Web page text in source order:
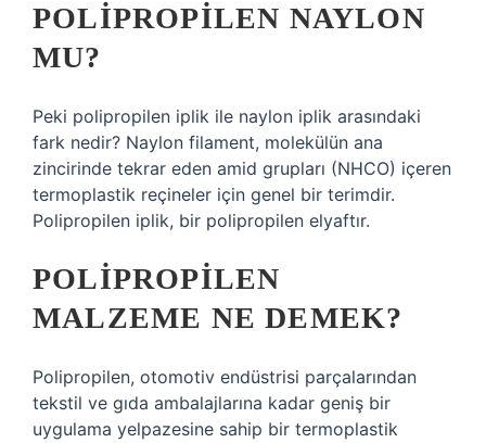
POLIPROPILEN NAYLON
MU?
Peki polipropilen iplik ile naylon iplik arasındaki
fark nedir? Naylon filament, molekülün ana
zincirinde tekrar eden amid grupları (NHCO) içeren
termoplastik reçineler için genel bir terimdir.
Polipropilen iplik, bir polipropilen elyaftır.
POLIPROPILEN
MALZEME NE DEMEK?
Polipropilen, otomotiv endüstrisi parçalarından
tekstil ve gıda ambalajlarına kadar geniş bir
uygulama yelpazesine sahip bir termoplastik